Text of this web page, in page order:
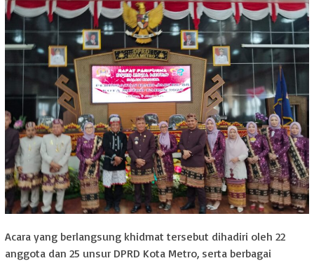
Acara yang berlangsung khidmat tersebut dihadiri oleh 22
anggota dan 25 unsur DPRD Kota Metro, serta berbagai